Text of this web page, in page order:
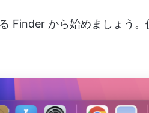
Finder から始めましょう。